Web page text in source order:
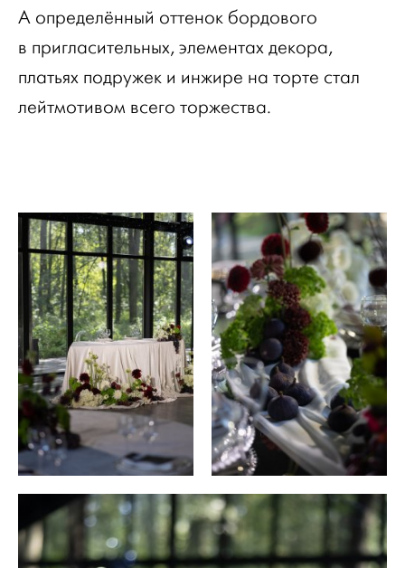
А определённый оттенок бордового
в пригласительных, элементах декора,
платьях подружек и инжире на торте стал
лейтмотивом всего торжества.